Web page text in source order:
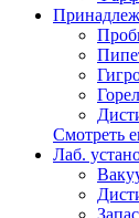
Смотреть
Лаб.